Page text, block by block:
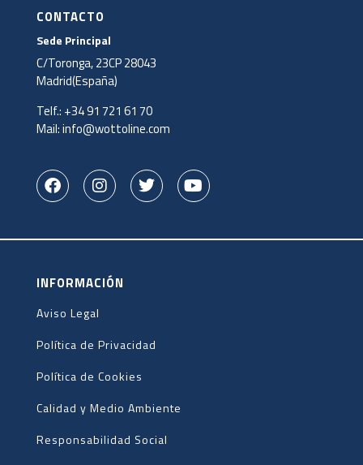
CONTACTO
Sede Principal
C/Toronga, 23CP 28043
Madrid(España)
Telf.: +34 91 721 61 70
Mail:info@wottoline.com
INFORMACIÓN
Aviso Legal
Política de Privacidad
Política de Cookies
Calidad y Medio Ambiente
Responsabilidad Social